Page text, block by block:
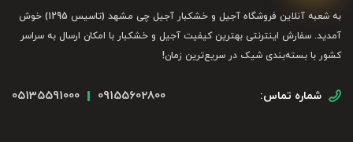
به شعبه آنلاین فروشگاه آجیل و خشکبار آجیل چی مشهد (تاسیس 1295) خوش
آمدید. سفارش اینترنتی بهترین کیفیت آجیل و خشکبار با امکان ارسال به سراسر
کشور با بسته‌بندی شیک در سریع‌ترین زمان!
شماره تماس: 09155602800
05135591000